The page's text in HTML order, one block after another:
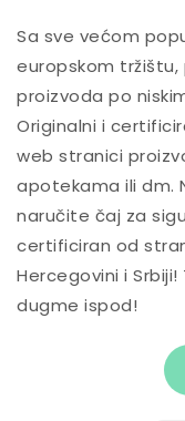
Sa sve većom
europskom
proizvoda po
Originalni i
web stranici
apotekama ili dm.
naručite čaj za
certificiran od
Hercegovini i
dugme ispod!